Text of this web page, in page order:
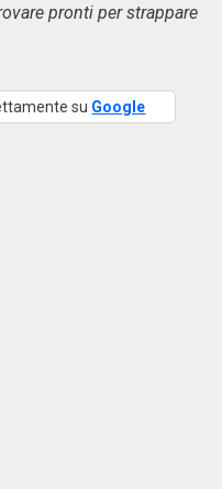
pronti per strappare
su Google